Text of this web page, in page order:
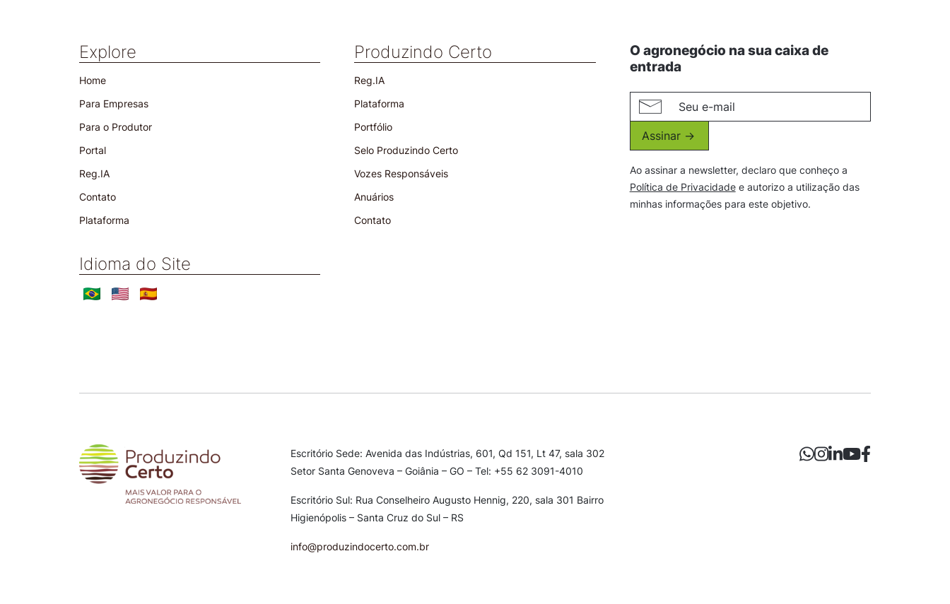
Explore
Home
Para Empresas
Para o Produtor
Portal
Reg.IA
Contato
Plataforma
Idioma do Site
Produzindo Certo
Reg.IA
Plataforma
Portfólio
Selo Produzindo Certo
Vozes Responsáveis
Anuários
Contato
O agronegócio na sua caixa de
entrada
Assinar ->
Ao assinar a newsletter, declaro que conheço a
Política de Privacidadee autorizo a utilização das
minhas informações para este objetivo.
Escritório Sede: Avenida das Indústrias, 601, Qd 151, Lt 47, sala 302
Setor Santa Genoveva – Goiânia – GO – Tel: +55 62 3091-4010
Escritório Sul: Rua Conselheiro Augusto Hennig, 220, sala 301 Bairro
Higienópolis – Santa Cruz do Sul – RS
info@produzindocerto.com.br